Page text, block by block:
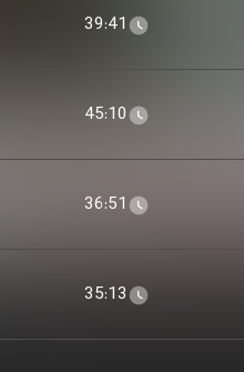
39:41
45:10
36:51
35:13